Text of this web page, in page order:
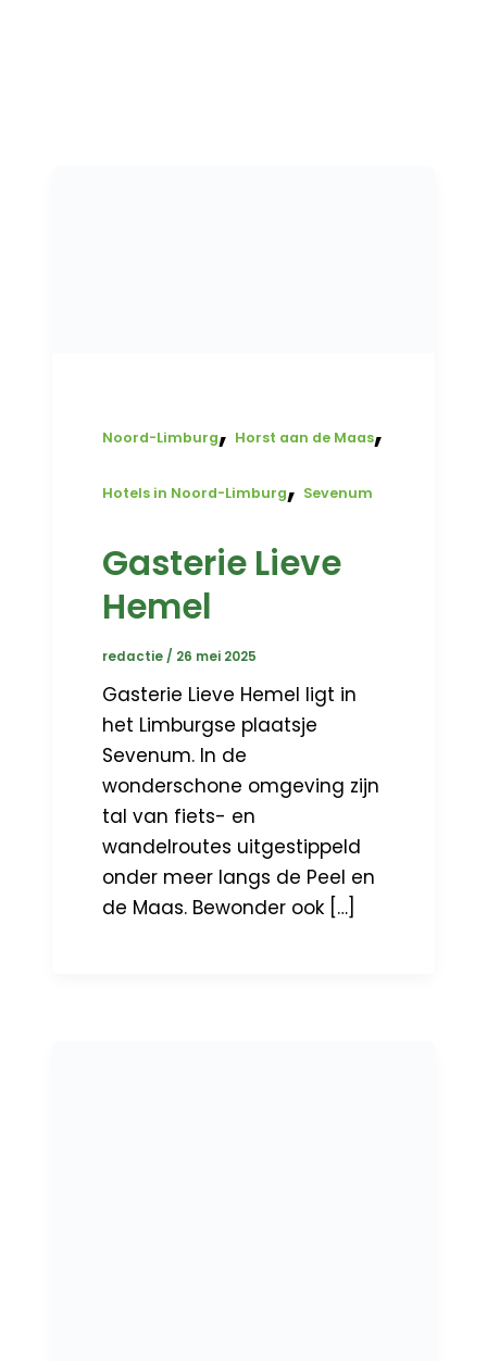
Noord-Limburg, Horst aan de Maas,
Hotels in Noord-Limburg, Sevenum
Gasterie Lieve
Hemel
redactie/ 26 mei 2025
Gasterie Lieve Hemel ligt in
het Limburgse plaatsje
Sevenum. In de
wonderschone omgeving zijn
tal van fiets- en
wandelroutes uitgestippeld
onder meer langs de Peel en
de Maas. Bewonder ook […]